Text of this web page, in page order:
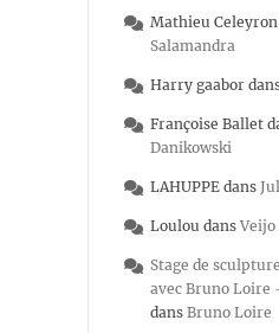
Mathieu Celeyron
Salamandra
Harry gaabor
Françoise Ballet
Danikowski
LAHUPPE dans
Loulou dans Veijo
Stage de
avec Bruno Loire
dans Bruno Loire